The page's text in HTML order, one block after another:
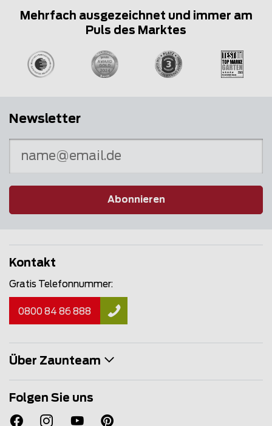
Mehrfach ausgezeichnet und immer am
Puls des Marktes
Newsletter
Abonnieren
Kontakt
Gratis Telefonnummer:
0800 84 86 888
Über Zaunteam
Folgen Sie uns